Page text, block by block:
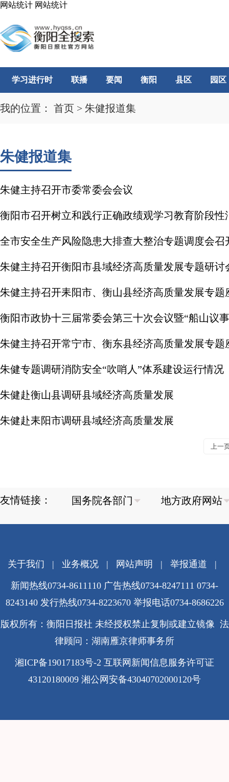
网站统计 网站统计
学习进行时 联播 要闻 衡阳 县区 园区
我的位置： 首页 > 朱健报道集
朱健报道集
朱健主持召开市委常委会会议
衡阳市召开树立和践行正确政绩观学习教育阶段
全市安全生产风险隐患大排查大整治专题调度会召
朱健主持召开衡阳市县域经济高质量发展专题研讨
朱健主持召开耒阳市、衡山县经济高质量发展专题
衡阳市政协十三届常委会第三十次会议暨“船山议
朱健主持召开常宁市、衡东县经济高质量发展专题
朱健专题调研消防安全“吹哨人”体系建设运行情况
朱健赴衡山县调研县域经济高质量发展
朱健赴耒阳市调研县域经济高质量发展
上一
友情链接：
关于我们 | 业务概况| 网站声明 | 举报通道 |
新闻热线0734-8611110 广告热线0734-8247111 0734-
8243140 发行热线0734-8223670 举报电话0734-8686226
版权所有：衡阳日报社 未经授权禁止复制或建立镜像 法
律顾问：湖南雁京律师事务所
湘ICP备19017183号-2 互联网新闻信息服务许可证
43120180009 湘公网安备43040702000120号